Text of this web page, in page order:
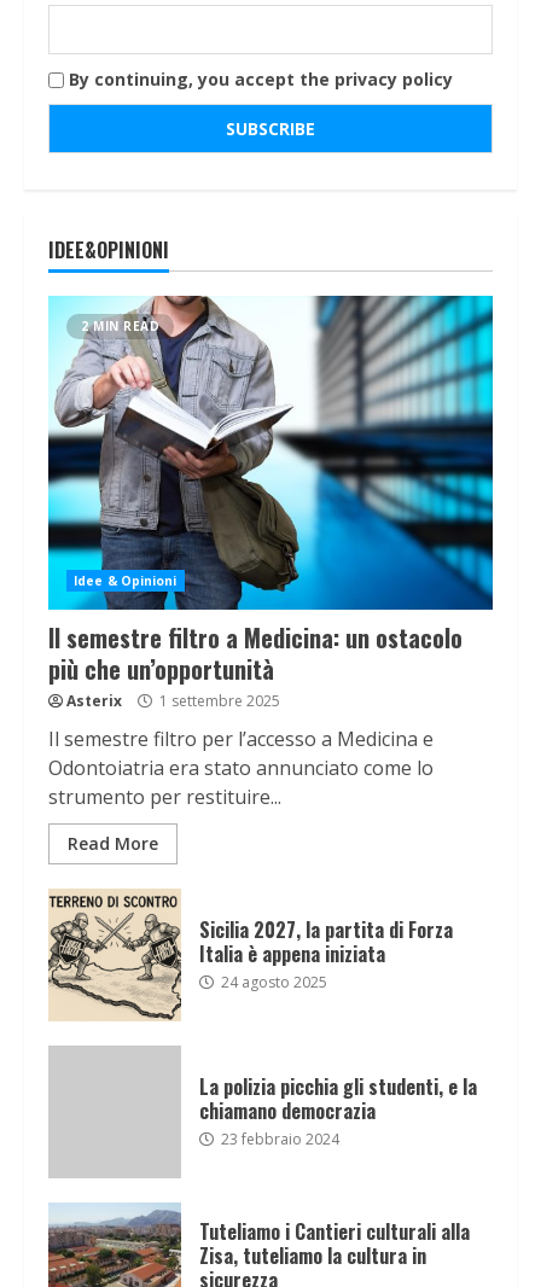
By continuing, you accept the privacy policy
IDEE&OPINIONI
2 MIN READ
Idee & Opinioni
Il semestre filtro a Medicina: un ostacolo
più che un’opportunità
Asterix 1 settembre 2025
Il semestre filtro per l’accesso a Medicina e
Odontoiatria era stato annunciato come lo
strumento per restituire...
Read More
Sicilia 2027, la partita di Forza
Italia è appena iniziata
24 agosto 2025
La polizia picchia gli studenti, e la
chiamano democrazia
23 febbraio 2024
Tuteliamo i Cantieri culturali alla
Zisa, tuteliamo la cultura in
sicurezza